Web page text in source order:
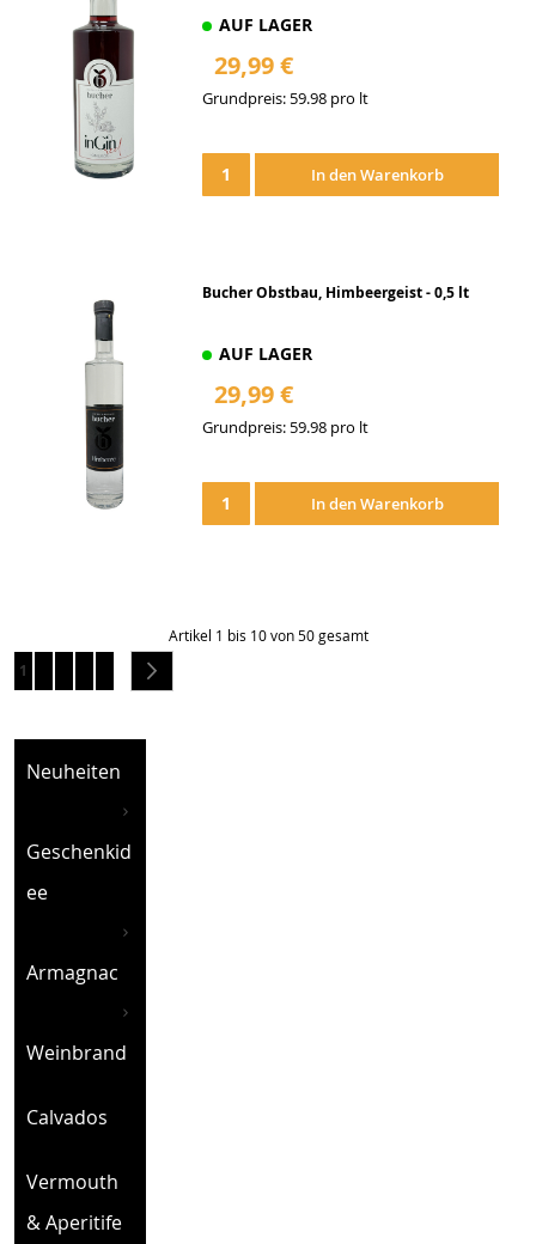
AUF LAGER
29,99 €
Grundpreis: 59.98 pro lt
Wunschliste
hinzufügenIn den Warenkorb
Bucher Obstbau, Himbeergeist - 0,5 lt
AUF LAGER
29,99 €
Grundpreis: 59.98 pro lt
Wunschliste
hinzufügenIn den Warenkorb
Artikel 1 bis 10 von 50 gesamt
Seite
You're currently reading page
1
Neuheiten
Geschenkid
ee
Armagnac
Weinbrand
Calvados
Vermouth
& Aperitife